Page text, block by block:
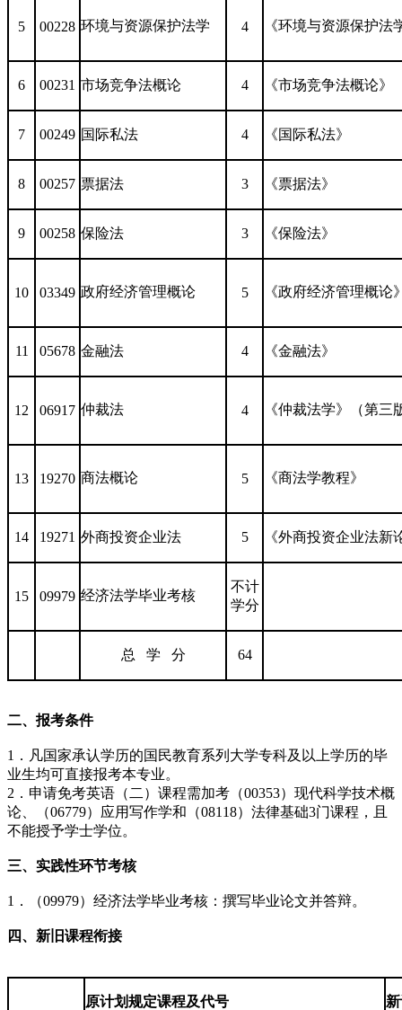
5 00228 环境与资源保护法学 4 《环境与资源保护法
6 00231 市场竞争法概论 4 《市场竞争法概论》
7 00249 国际私法 4 《国际私法》
8 00257 票据法 3 《票据法》
9 00258 保险法 3 《保险法》
10 03349 政府经济管理概论 5 《政府经济管理概论
11 05678 金融法 4 《金融法》
12 06917 仲裁法 4 《仲裁法学》（第三
13 19270 商法概论 5 《商法学教程》
14 19271 外商投资企业法 5 《外商投资企业法新
15 09979 经济法学毕业考核
不计
学分
总 学 分 64
二、报考条件
1．凡国家承认学历的国民教育系列大学专科及以上学历的毕
业生均可直接报考本专业。
2．申请免考英语（二）课程需加考（00353）现代科学技术概
论、（06779）应用写作学和（08118）法律基础3门课程，且
不能授予学士学位。
三、实践性环节考核
1．（09979）经济法学毕业考核：撰写毕业论文并答辩。
四、新旧课程衔接
原计划规定课程及代号